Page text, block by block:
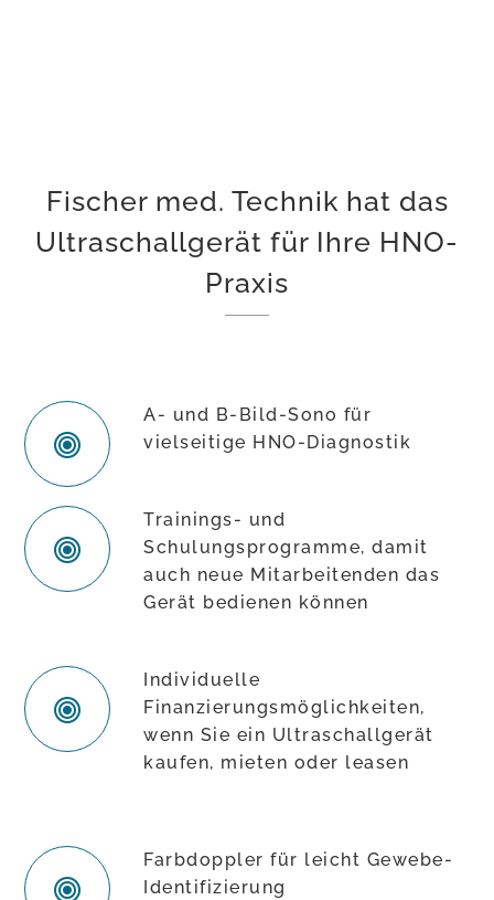
Fischer med. Technik hat das
Ultraschallgerät für Ihre HNO-
Praxis
A- und B-Bild-Sono für
vielseitige HNO-Diagnostik
Trainings- und
Schulungsprogramme, damit
auch neue Mitarbeitenden das
Gerät bedienen können
Individuelle
Finanzierungsmöglichkeiten,
wenn Sie ein Ultraschallgerät
kaufen, mieten oder leasen
Farbdoppler für leicht Gewebe-
Identifizierung